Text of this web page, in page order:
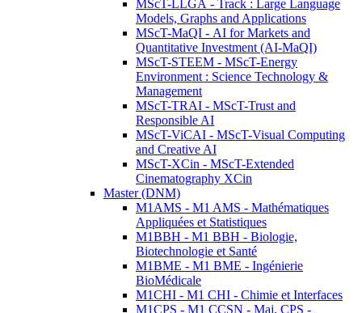
MScT-LLGA - Track : Large Language
Models, Graphs and Applications
MScT-MaQI - AI for Markets and
Quantitative Investment (AI-MaQI)
MScT-STEEM - MScT-Energy
Environment : Science Technology &
Management
MScT-TRAI - MScT-Trust and
Responsible AI
MScT-ViCAI - MScT-Visual Computing
and Creative AI
MScT-XCin - MScT-Extended
Cinematography XCin
Master (DNM)
M1AMS - M1 AMS - Mathématiques
Appliquées et Statistiques
M1BBH - M1 BBH - Biologie,
Biotechnologie et Santé
M1BME - M1 BME - Ingénierie
BioMédicale
M1CHI - M1 CHI - Chimie et Interfaces
M1CPS - M1 CCSN - Maj. CPS -